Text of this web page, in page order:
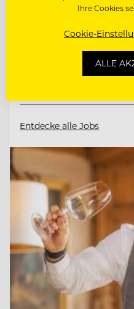
6352 Ellmau, Österreich
Entdecke alle Jobs
Ihre Cookies
Cookie-
ALLE